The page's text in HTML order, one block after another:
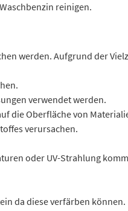
reinigen.
werden. Aufgrund der
verwendet werden.
die Oberfläche von
verursachen.
oder UV-Strahlung
da diese verfärben können.